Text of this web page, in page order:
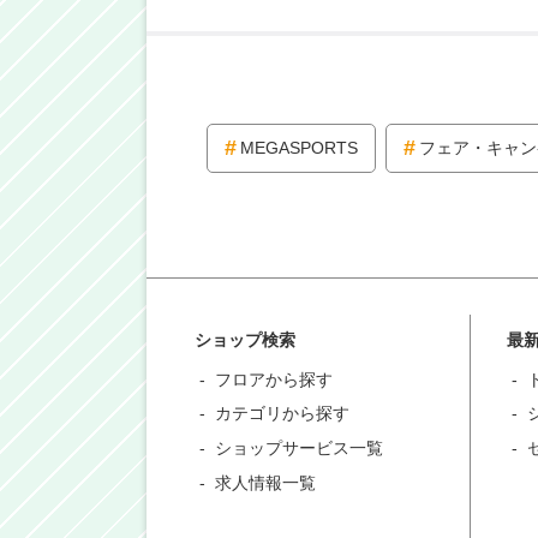
MEGASPORTS フェア・キャ
ショップ検索
フロアから探す
カテゴリから探す
ショップサービス一覧
求人情報一覧
最